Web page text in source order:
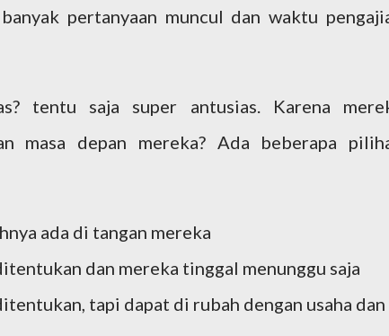
pertanyaan muncul dan waktu
tentu saja super antusias. Karena
masa depan mereka? Ada beberapa
ada di tangan mereka
dan mereka tinggal menunggu saja
tapi dapat di rubah dengan usaha dan